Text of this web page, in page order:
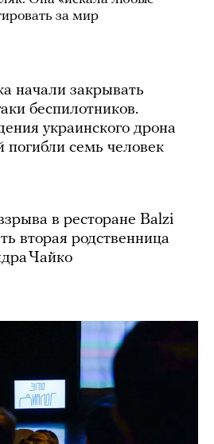
за мир
начали закрывать
беспилотников.
украинского дрона
погибли семь человек
в ресторане Balzi
вторая родственница
Чайко